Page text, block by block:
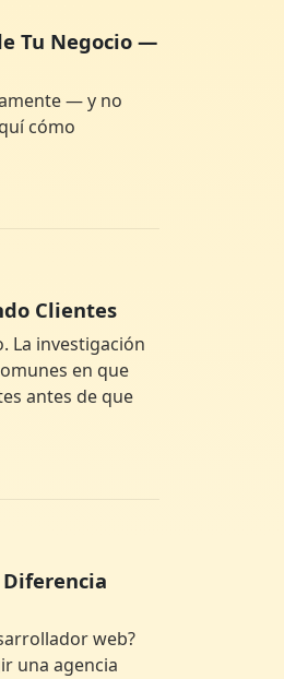
Tu Negocio —
— y no
cómo
Clientes
La investigación
en que
antes de que
Diferencia
web?
una agencia